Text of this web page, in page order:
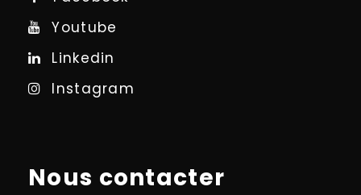
Youtube
Linkedin
Instagram
Nous contacter